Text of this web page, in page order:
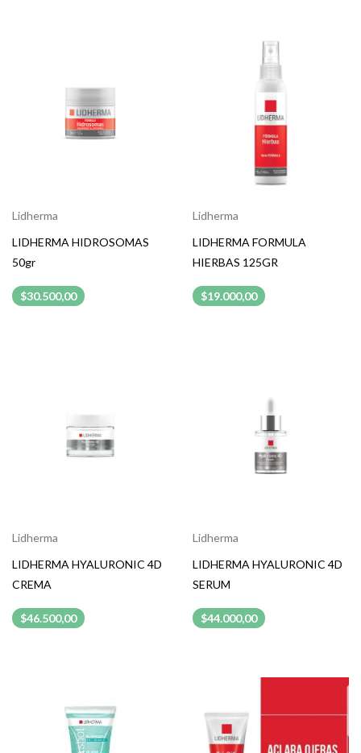
Lidherma
LIDHERMA HIDROSOMAS
50gr
$30.500,00
Lidherma
LIDHERMA FORMULA
HIERBAS 125GR
$19.000,00
Lidherma
LIDHERMA HYALURONIC 4D
CREMA
$46.500,00
Lidherma
LIDHERMA HYALURONIC 4D
SERUM
$44.000,00